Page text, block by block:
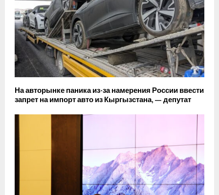
На авторынке паника из-за намерения России ввести
запрет на импорт авто из Кыргызстана, — депутат